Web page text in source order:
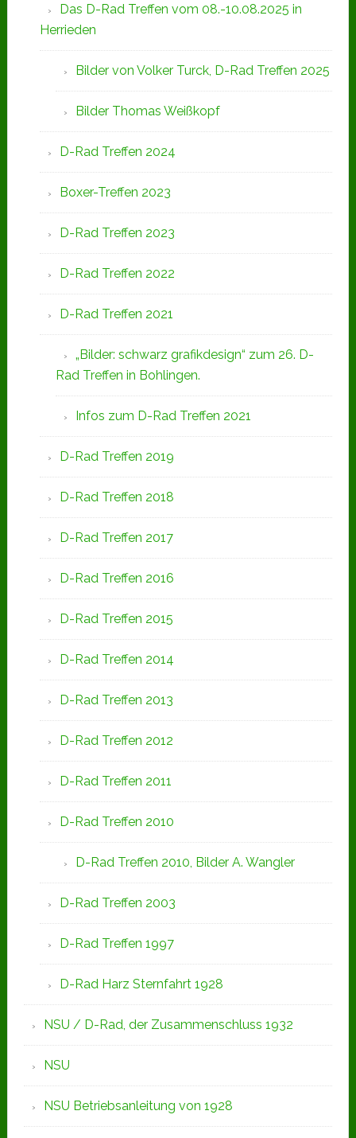
Das D-Rad Treffen vom 08.-10.08.2025 in
Herrieden
Bilder von Volker Turck, D-Rad Treffen 2025
Bilder Thomas Weißkopf
D-Rad Treffen 2024
Boxer-Treffen 2023
D-Rad Treffen 2023
D-Rad Treffen 2022
D-Rad Treffen 2021
„Bilder: schwarz grafikdesign“ zum 26. D-
Rad Treffen in Bohlingen.
Infos zum D-Rad Treffen 2021
D-Rad Treffen 2019
D-Rad Treffen 2018
D-Rad Treffen 2017
D-Rad Treffen 2016
D-Rad Treffen 2015
D-Rad Treffen 2014
D-Rad Treffen 2013
D-Rad Treffen 2012
D-Rad Treffen 2011
D-Rad Treffen 2010
D-Rad Treffen 2010, Bilder A. Wangler
D-Rad Treffen 2003
D-Rad Treffen 1997
D-Rad Harz Sternfahrt 1928
NSU / D-Rad, der Zusammenschluss 1932
NSU
NSU Betriebsanleitung von 1928